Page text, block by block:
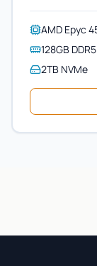
AMD Epyc
128GB DDR5
2TB NVMe